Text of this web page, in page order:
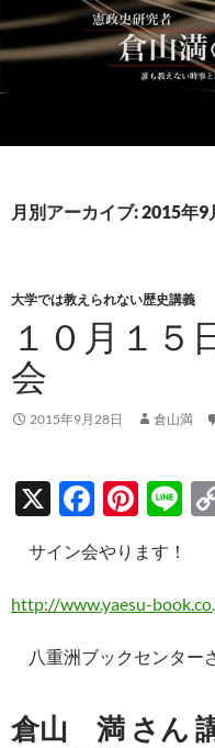
テ
ン
へ
ッ
月別アーカイブ: 2015年9
大学では教えられない歴史講義
１０月１５
会
2015年9月28日 倉山満
X
F
ac
e
b
o
o
k
Pi
nt
er
es
Li
サイン会やります！
http://www.yaesu-
八重洲ブックセンター
倉山 満 さん